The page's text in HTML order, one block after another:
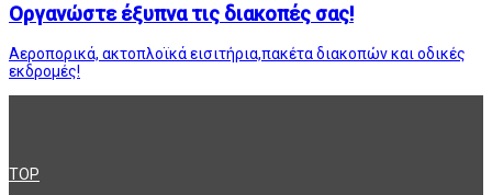
Οργανώστε έξυπνα τις διακοπές σας!
Αεροπορικά, ακτοπλοϊκά εισιτήρια,πακέτα διακοπών και οδικές
εκδρομές!
TOP